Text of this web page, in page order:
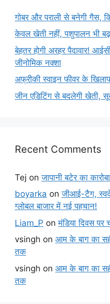
गोबर और पराली से बनेगी गैस,
केवल खेती नहीं, पशुपालन भी
बेहतर होगी अरहर पैदावार!
जीनोमिक नक्शा
अफ्रीकी स्वाइन फीवर के
जीन एडिटिंग से बदलेगी खेती,
Recent Comments
Tej onजापानी बटेर का
boyarka onजीआई-टैग,
ग्लोबल बाजार में नई पहचान!
Liam_P onमंडिया दिवस पर
vsingh on आम के बाग का
तक
vsingh on आम के बाग का
तक